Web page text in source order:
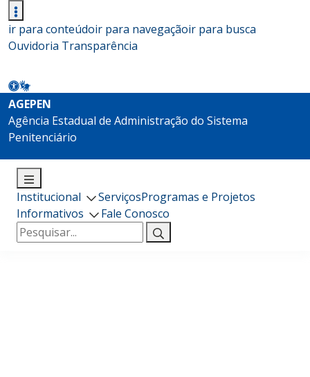
ir para conteúdoir para navegaçãoir para busca
Ouvidoria Transparência
AGEPEN
Agência Estadual de Administração do Sistema
Penitenciário
Institucional ServiçosProgramas e Projetos
Informativos
Fale Conosco
Pesquisar
por: